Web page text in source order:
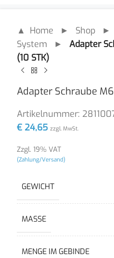
▲ Home ► Shop ►
System ► Adapter
(10 STK)
Adapter Schraube
Artikelnummer:
€ 24,65 zzgl. MwSt.
Zzgl. 19% VAT
(Zahlung/Versand)
GEWICHT
MASSE
MENGE IM GEBINDE